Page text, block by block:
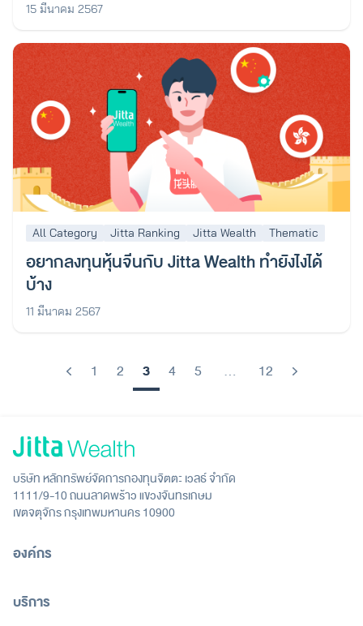
15 มีนาคม 2567
All Category Jitta Ranking Jitta Wealth Thematic
อยากลงทุนหุ้นจีนกับ Jitta Wealth ทำยังไงได้
บ้าง
11 มีนาคม 2567
Previous
1 2 3 4 5 … 12 Next
บริษัท หลักทรัพย์จัดการกองทุนจิตตะ เวลธ์ จำกัด
1111/9-10 ถนนลาดพร้าว แขวงจันทรเกษม
เขตจตุจักร กรุงเทพมหานคร 10900
องค์กร
บริการ